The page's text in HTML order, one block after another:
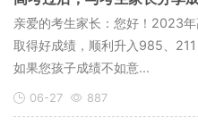
亲爱的考生家长：您好！2023
取得好成绩，顺利升入985、
如果您孩子成绩不如意...
06-27 887